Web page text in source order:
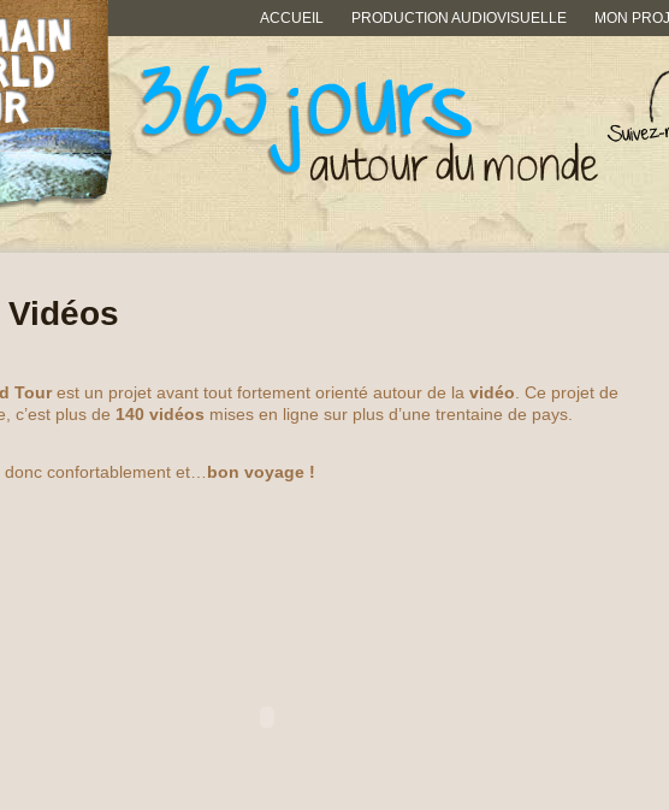
ACCUEIL PRODUCTION AUDIOVISUELLE MON
Vidéos
Tourest un projet avant tout fortement orienté autour de la vidéo . Ce projet de
c’est plus de 140 vidéos mises en ligne sur plus d’une trentaine de pays.
confortablement et… bon voyage !